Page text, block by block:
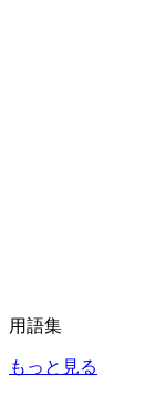
用語集
もっと見る